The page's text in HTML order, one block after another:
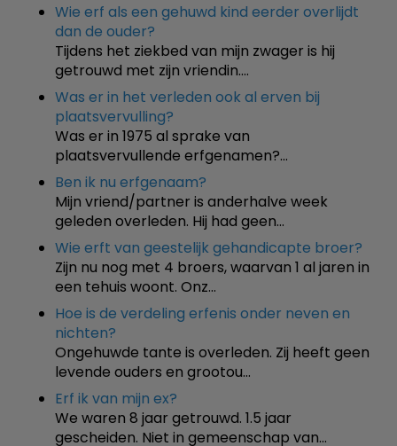
Wie erf als een gehuwd kind eerder overlijdt
dan de ouder?
Tijdens het ziekbed van mijn zwager is hij
getrouwd met zijn vriendin.…
Was er in het verleden ook al erven bij
plaatsvervulling?
Was er in 1975 al sprake van
plaatsvervullende erfgenamen?…
Ben ik nu erfgenaam?
Mijn vriend/partner is anderhalve week
geleden overleden. Hij had geen…
Wie erft van geestelijk gehandicapte broer?
Zijn nu nog met 4 broers, waarvan 1 al jaren in
een tehuis woont. Onz…
Hoe is de verdeling erfenis onder neven en
nichten?
Ongehuwde tante is overleden. Zij heeft geen
levende ouders en grootou…
Erf ik van mijn ex?
We waren 8 jaar getrouwd. 1.5 jaar
gescheiden. Niet in gemeenschap van…